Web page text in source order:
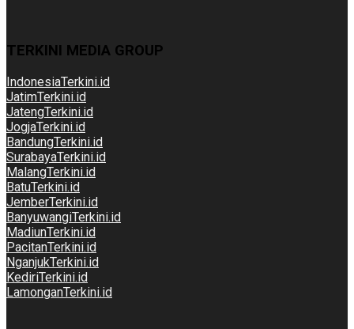
TERKINI MEDIA GROUP
IndonesiaTerkini.id
JatimTerkini.id
JatengTerkini.id
JogjaTerkini.id
BandungTerkini.id
SurabayaTerkini.id
MalangTerkini.id
BatuTerkini.id
JemberTerkini.id
BanyuwangiTerkini.id
MadiunTerkini.id
PacitanTerkini.id
NganjukTerkini.id
KediriTerkini.id
LamonganTerkini.id